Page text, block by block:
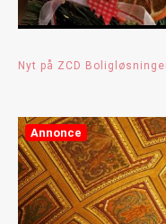
Nyt på ZCD
Annonce